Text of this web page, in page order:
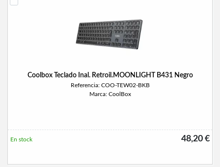
Coolbox Teclado Inal. Retroil.MOONLIGHT B431 Negro
Referencia: COO-TEW02-BKB
Marca: CoolBox
48,20 €
En stock